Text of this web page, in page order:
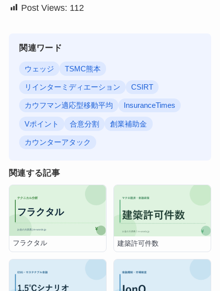
Post Views: 112
関連ワード
ウェッジ TSMC熊本
リインターミディエーション CSIRT
カウフマン適応型移動平均 InsuranceTimes
Vポイント 合意分割 創業補助金
カウンターアタック
関連する記事
フラクタル 建築許可件数